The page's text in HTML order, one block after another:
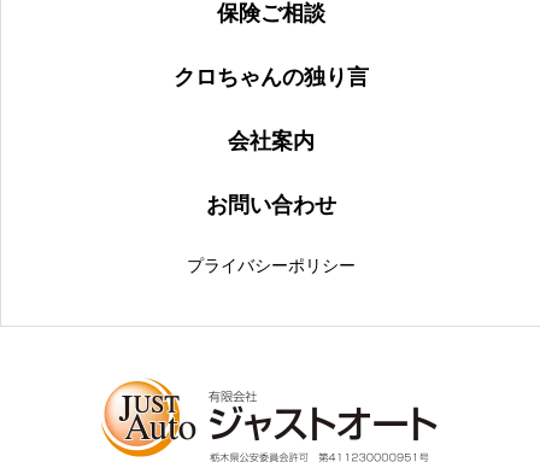
保険ご相談
クロちゃんの独り言
会社案内
お問い合わせ
プライバシーポリシー